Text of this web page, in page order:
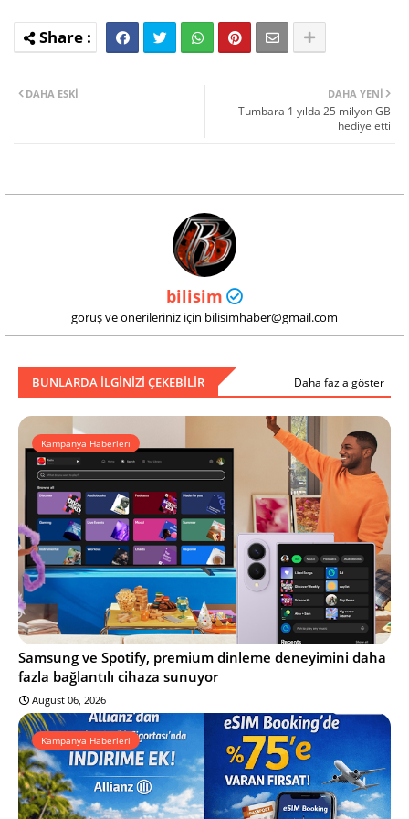
DAHA YENI
Tumbara 1 yılda 25 milyon GB
hediye etti
DAHA ESKI
bilisim
görüş ve önerileriniz için bilisimhaber@gmail.com
BUNLARDA ILGINIZI ÇEKEBILIR Daha fazla göster
Kampanya Haberleri
Samsung ve Spotify, premium dinleme deneyimini daha
fazla bağlantılı cihaza sunuyor
August 06, 2026
Kampanya Haberleri